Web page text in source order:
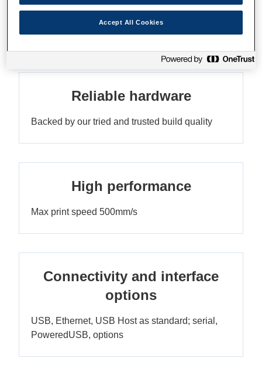
Функції
Reliable hardware
Backed by our tried and trusted build quality
High performance
Max print speed 500mm/s
Connectivity and interface
options
USB, Ethernet, USB Host as standard; serial,
PoweredUSB, options
Accept All Cookies